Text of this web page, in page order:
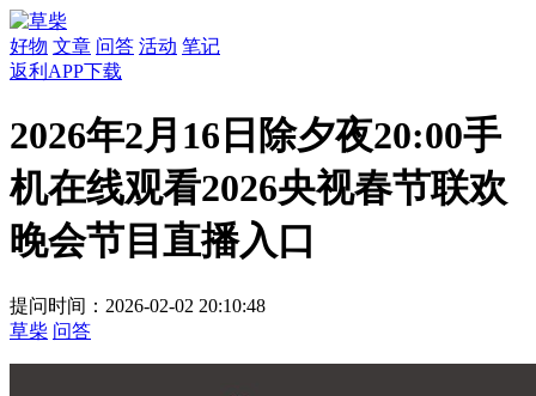
好物 文章 问答 活动 笔记
返利APP下载
2026年2月16日除夕夜20:00手
机在线观看2026央视春节联欢
晚会节目直播入口
提问时间：2026-02-02 20:10:48
草柴 问答